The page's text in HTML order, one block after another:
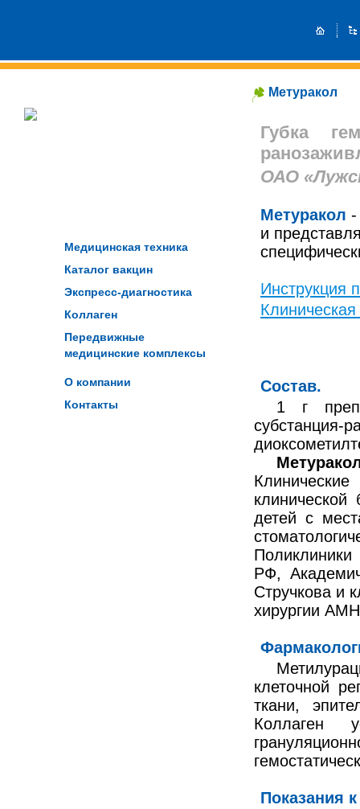
Медицинская техника
Каталог вакцин
Экспресс-диагностика
Коллаген
Передвижные
медицинские комплексы
О компании
Контакты
Метуракол
Губка
ОАО
Метуракол -
и
Инструкция
Состав.
1 г
детей с
РФ,
Стручкова и
хирургии
клеточной
ткани,
Коллаген
Показания